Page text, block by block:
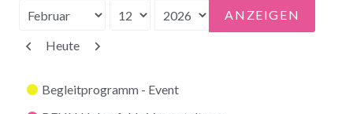
Monat
Tag
Jahr
Zurück
Heute Weiter
Kategorien
Begleitprogramm - Event